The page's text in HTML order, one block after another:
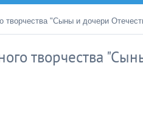
творчества "Сыны и дочери
творчества